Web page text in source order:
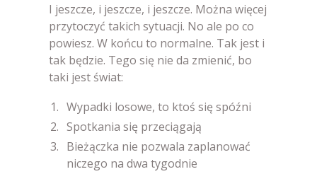
I jeszcze, i jeszcze, i jeszcze. Można więcej
przytoczyć takich sytuacji. No ale po co
powiesz. W końcu to normalne. Tak jest i
tak będzie. Tego się nie da zmienić, bo
taki jest świat:
Wypadki losowe, to ktoś się spóźni
Spotkania się przeciągają
Bieżączka nie pozwala zaplanować
niczego na dwa tygodnie